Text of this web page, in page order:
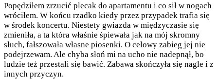
Popędziłem zrzucić plecak do apartamentu i co sił w nogach
wróciłem. W końcu rzadko kiedy przez przypadek trafia się
w środek koncertu. Niestety gwiazda w międzyczasie się
zmieniła, a ta która właśnie śpiewała jak na mój skromny
słuch, fałszowała własne piosenki. O celowy zabieg jej nie
podejrzewam. Ale chyba słoń mi na ucho nie nadepnął, bo
ludzie też przestali się bawić. Zabawa skończyła się nagle i z
innych przyczyn.